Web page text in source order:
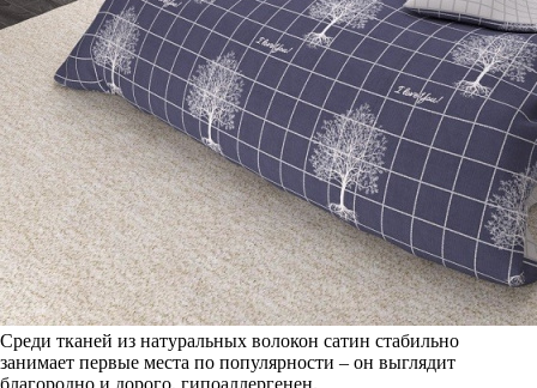
Среди тканей из натуральных волокон сатин стабильно
занимает первые места по популярности – он выглядит
благородно и дорого, гипоаллергенен.